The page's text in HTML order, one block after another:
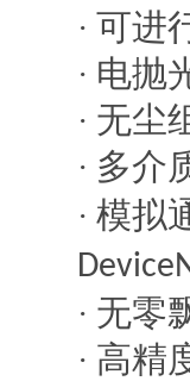
· 可进
· 电抛
· 无尘
· 多介
· 模拟
· 无零
· 高精